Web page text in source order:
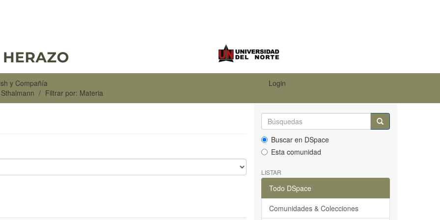
y Compañía
Filtrar por: Materia
Login
Buscar en DSpace
Esta comunidad
LISTAR
Todo DSpace
Comunidades & Colecciones